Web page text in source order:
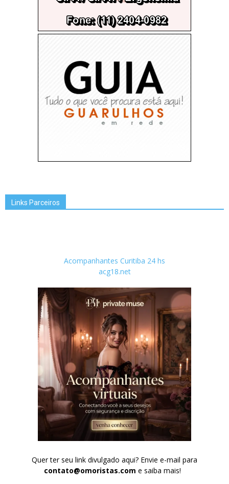
Links Parceiros
Acompanhantes Curitiba 24 hs
acg18.net
Quer ter seu link divulgado aqui? Envie e-mail para
contato@omoristas.com e saiba mais!